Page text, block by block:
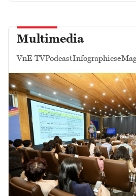
Multimedia
VnE TVPodcastInfographics